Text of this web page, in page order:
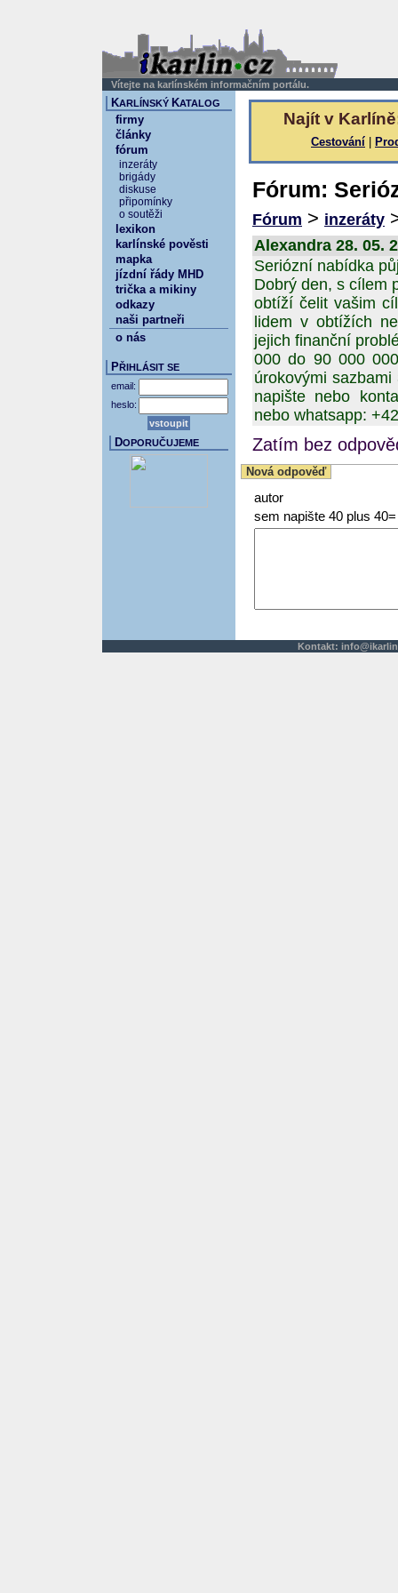
Vítejte na karlínském informačním portálu.
Najít v
Cestování
Fórum:
Fórum > inzeráty
Alexandra 28. 05.
Seriózní nabídka
Dobrý den, s cílem
obtíží čelit vašim
lidem v obtížích
jejich finanční
000 do 90 000
úrokovými
napište nebo
nebo whatsapp:
Zatím bez
Nová odpověď
autor
sem napište 40 plus 40=
KARLÍNSKÝ KATALOG
firmy
články
fórum
inzeráty
brigády
diskuse
připomínky
o soutěži
lexikon
karlínské pověsti
mapka
jízdní řády MHD
trička a mikiny
odkazy
naši partneři
o nás
PŘIHLÁSIT SE
email:
heslo:
DOPORUČUJEME
Kontakt: